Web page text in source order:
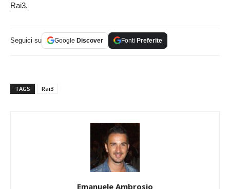
Rai3.
Seguici su Google Discover Fonti Preferite
TAGS Rai3
Emanuele Ambrosio